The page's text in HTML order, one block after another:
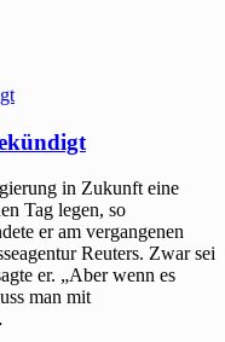
in Zukunft eine
Tag legen, so
er am vergangenen
Reuters. Zwar sei
er. „Aber wenn es
man mit